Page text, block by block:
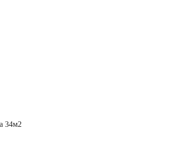
34м2